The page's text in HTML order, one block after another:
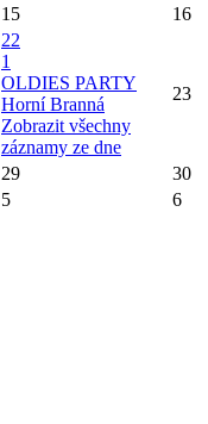
15 16
22
1
OLDIES PARTY
Horní Branná
Zobrazit všechny
záznamy ze dne
23
29
30
5 6